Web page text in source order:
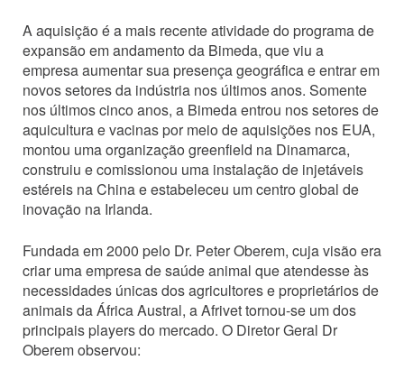
A aquisição é a mais recente atividade do programa de
expansão em andamento da Bimeda, que viu a
empresa aumentar sua presença geográfica e entrar em
novos setores da indústria nos últimos anos. Somente
nos últimos cinco anos, a Bimeda entrou nos setores de
aquicultura e vacinas por meio de aquisições nos EUA,
montou uma organização greenfield na Dinamarca,
construiu e comissionou uma instalação de injetáveis
estéreis na China e estabeleceu um centro global de
inovação na Irlanda.
Fundada em 2000 pelo Dr. Peter Oberem, cuja visão era
criar uma empresa de saúde animal que atendesse às
necessidades únicas dos agricultores e proprietários de
animais da África Austral, a Afrivet tornou-se um dos
principais players do mercado. O Diretor Geral Dr
Oberem observou: